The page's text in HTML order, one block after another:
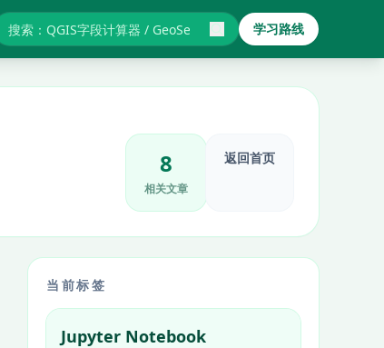
搜索GIS教程与报错 学习路线
8
相关文章
返回首页
当前标签
Jupyter Notebook